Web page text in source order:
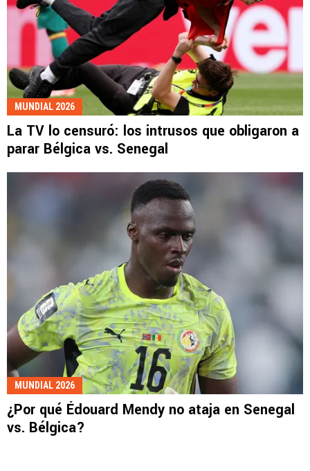
MUNDIAL 2026
La TV lo censuró: los intrusos que obligaron a
parar Bélgica vs. Senegal
MUNDIAL 2026
¿Por qué Édouard Mendy no ataja en Senegal
vs. Bélgica?